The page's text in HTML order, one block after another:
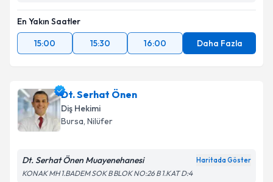
En Yakın Saatler
15:00
15:30 16:00 Daha Fazla
Dt. Serhat Önen
Diş Hekimi
Bursa, Nilüfer
Dt. Serhat Önen Muayenehanesi Haritada Göster
KONAK MH 1.BADEM SOK B BLOK NO:26 B 1.KAT D:4